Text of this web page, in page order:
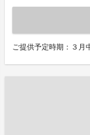
ご提供予定時期：３月